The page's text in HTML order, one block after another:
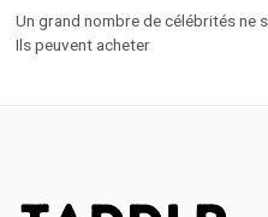
Un grand nombre de célébrités ne
Ils peuvent acheter